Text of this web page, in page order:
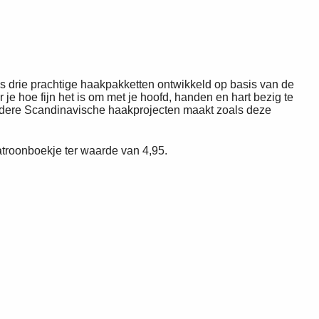
drie prachtige haakpakketten ontwikkeld op basis van de
hoe fijn het is om met je hoofd, handen en hart bezig te
Scandinavische haakprojecten maakt zoals deze
ter waarde van 4,95.